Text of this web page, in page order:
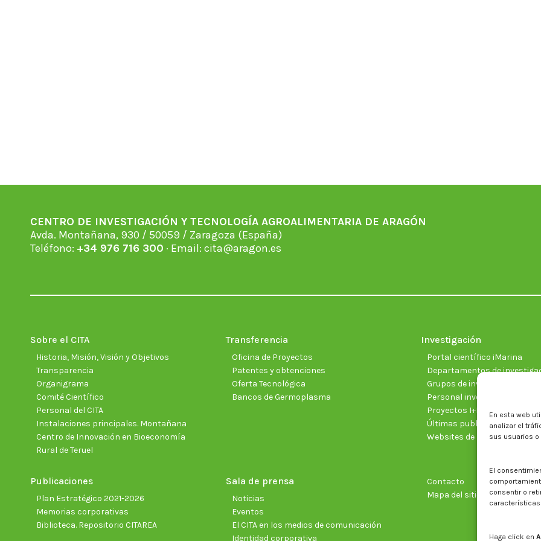
En esta web
analizar el
sus usuarios
El
consentir o
Haga click en
CENTRO DE INVESTIGACIÓN Y TECNOLOGÍA AGROALIMENTARIA DE ARAGÓN
Avda. Montañana, 930 / 50059 / Zaragoza (España)
Teléfono: +34 976 716 300 · Email: cita@aragon.es
Sobre el CITA
Historia, Misión, Visión y Objetivos
Transparencia
Organigrama
Comité Científico
Personal del CITA
Instalaciones principales. Montañana
Centro de Innovación en Bioeconomía
Rural de Teruel
Transferencia
Oficina de Proyectos
Patentes y obtenciones
Oferta Tecnológica
Bancos de Germoplasma
Investigación
Portal científico iMarina
Departamentos de
Grupos de investigación
Personal investigador
Proyectos I+D+I vigentes
Últimas publicaciones
Websites de proyectos
Publicaciones
Plan Estratégico 2021-2026
Memorias corporativas
Biblioteca. Repositorio CITAREA
Sala de prensa
Noticias
Eventos
El CITA en los medios de comunicación
Identidad corporativa
Contacto
Mapa del sitio web